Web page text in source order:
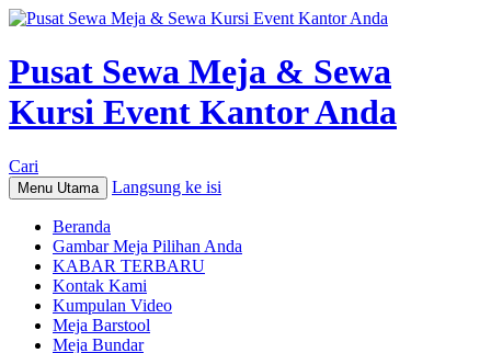
Pusat Sewa Meja & Sewa
Kursi Event Kantor Anda
Cari
Menu Utama Langsung ke isi
Beranda
Gambar Meja Pilihan Anda
KABAR TERBARU
Kontak Kami
Kumpulan Video
Meja Barstool
Meja Bundar